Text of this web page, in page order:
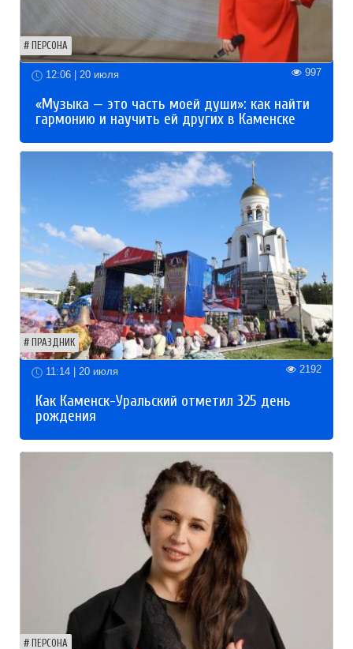
ПЕРСОНА
12:06 | 20 июля 997
«Музыка — это часть моей души»: как найти
гармонию и научить ей других в Каменске
ПРАЗДНИК
11:14 | 20 июля 2192
Как Каменск-Уральский отметил 325 день
рождения
ПЕРСОНА